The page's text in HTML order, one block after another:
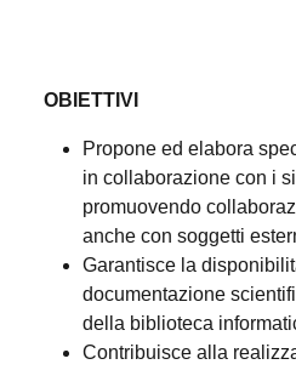
OBIETTIVI
Propone ed elabora
in collaborazione con i
promuovendo
anche con soggetti
Garantisce la
documentazione
della biblioteca
Contribuisce alla